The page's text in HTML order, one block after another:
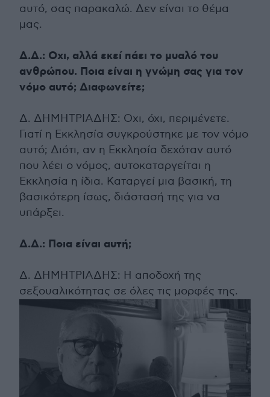
αυτό, σας παρακαλώ. Δεν είναι το θέμα
μας.
Δ.Δ.: Οχι, αλλά εκεί πάει το μυαλό του
ανθρώπου. Ποια είναι η γνώμη σας για τον
νόμο αυτό; Διαφωνείτε;
Δ. ΔΗΜΗΤΡΙΑΔΗΣ: Οχι, όχι, περιμένετε.
Γιατί η Εκκλησία συγκρούστηκε με τον νόμο
αυτό; Διότι, αν η Εκκλησία δεχόταν αυτό
που λέει ο νόμος, αυτοκαταργείται η
Εκκλησία η ίδια. Καταργεί μια βασική, τη
βασικότερη ίσως, διάστασή της για να
υπάρξει.
Δ.Δ.: Ποια είναι αυτή;
Δ. ΔΗΜΗΤΡΙΑΔΗΣ: Η αποδοχή της
σεξουαλικότητας σε όλες τις μορφές της.